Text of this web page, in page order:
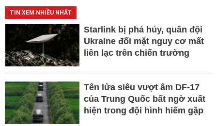
TIN XEM NHIỀU NHẤT
Starlink bị phá hủy, quân đội
Ukraine đối mặt nguy cơ mất
liên lạc trên chiến trường
Tên lửa siêu vượt âm DF-17
của Trung Quốc bất ngờ xuất
hiện trong đội hình hiếm gặp